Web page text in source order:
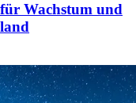
Wachstum und